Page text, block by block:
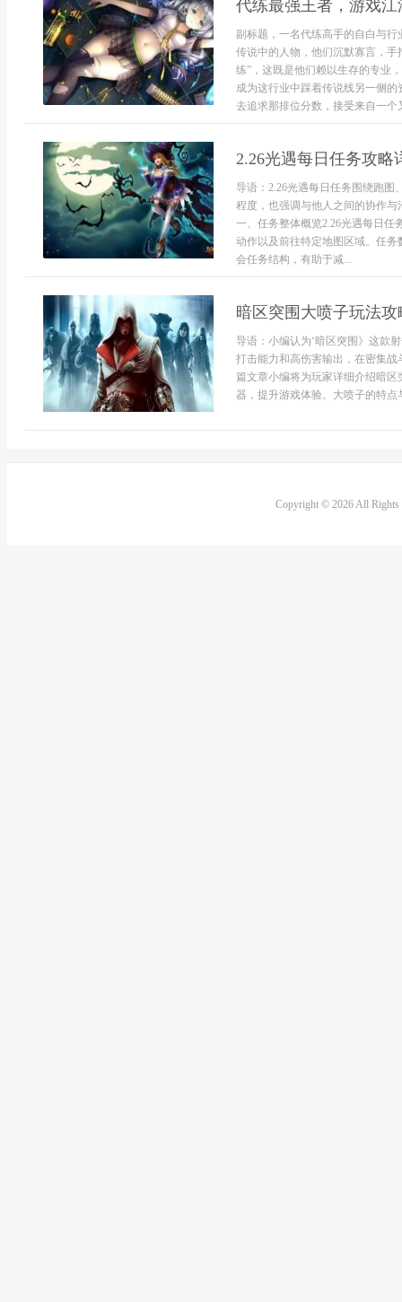
代练最强王者，游戏
副标题，一名代练高手的自白与
传说中的人物，他们沉默寡言，
练”，这既是他们赖以生存的专业
成为这行业中踩着传说线另一侧
去追求那排位分数，接受来自一个
2.26光遇每日任务攻略
导语：2.26光遇每日任务围绕跑图
程度，也强调与他人之间的协作
一、任务整体概览2.26光遇每日任
动作以及前往特定地图区域。任
会任务结构，有助于减...
暗区突围大喷子玩法攻
导语：小编认为‘暗区突围》这款
打击能力和高伤害输出，在密集
篇文章小编将为玩家详细介绍暗
器，提升游戏体验。大喷子的特点
Copyright © 2026 All